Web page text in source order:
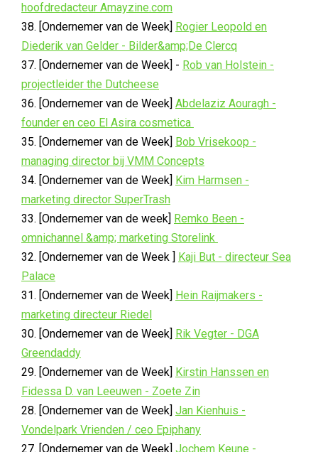
hoofdredacteur Amayzine.com
38. [Ondernemer van de Week] Rogier Leopold en
Diederik van Gelder - Bilder&amp;De Clercq
37. [Ondernemer van de Week] - Rob van Holstein -
projectleider the Dutcheese
36. [Ondernemer van de Week] Abdelaziz Aouragh -
founder en ceo El Asira cosmetica
35. [Ondernemer van de Week] Bob Vrisekoop -
managing director bij VMM Concepts
34. [Ondernemer van de Week] Kim Harmsen -
marketing director SuperTrash
33. [Ondernemer van de week] Remko Been -
omnichannel &amp; marketing Storelink
32. [Ondernemer van de Week ] Kaji But - directeur Sea
Palace
31. [Ondernemer van de Week] Hein Raijmakers -
marketing directeur Riedel
30. [Ondernemer van de Week] Rik Vegter - DGA
Greendaddy
29. [Ondernemer van de Week] Kirstin Hanssen en
Fidessa D. van Leeuwen - Zoete Zin
28. [Ondernemer van de Week] Jan Kienhuis -
Vondelpark Vrienden / ceo Epiphany
27. [Ondernemer van de Week] Jochem Keune -